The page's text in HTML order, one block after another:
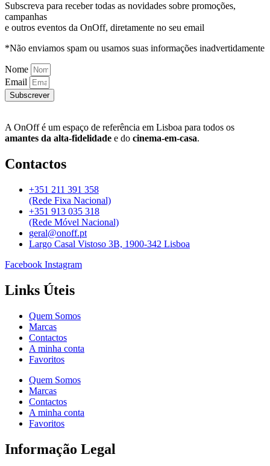
Subscreva para receber todas as novidades sobre promoções,
campanhas
e outros eventos da OnOff, diretamente no seu email
*Não enviamos spam ou usamos suas informações inadvertidamente
Nome
Email
Subscrever
A OnOff é um espaço de referência em Lisboa para todos os
amantes da alta-fidelidade e do cinema-em-casa.
Contactos
+351 211 391 358
(Rede Fixa Nacional)
+351 913 035 318
(Rede Móvel Nacional)
geral@onoff.pt
Largo Casal Vistoso 3B, 1900-342 Lisboa
Facebook Instagram
Links Úteis
Quem Somos
Marcas
Contactos
A minha conta
Favoritos
Quem Somos
Marcas
Contactos
A minha conta
Favoritos
Informação Legal